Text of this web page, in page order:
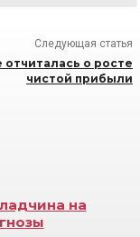
Следующая статья
отчиталась о росте
чистой прибыли
на